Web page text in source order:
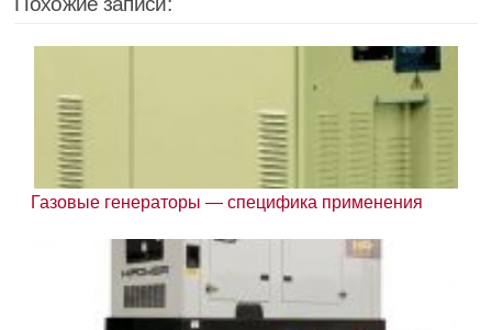
Газовые генераторы — специфика применения